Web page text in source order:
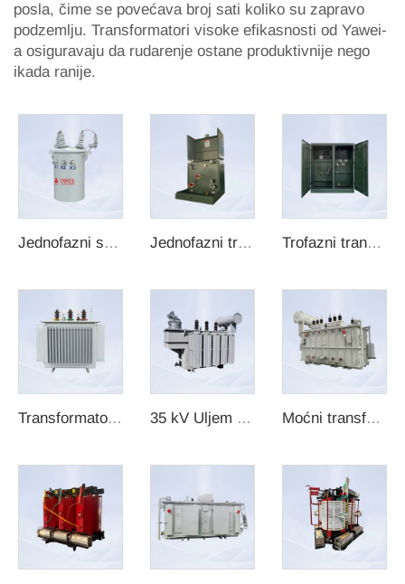
posla, čime se povećava broj sati koliko su zapravo
podzemlju. Transformatori visoke efikasnosti od Yawei-
a osiguravaju da rudarenje ostane produktivnije nego
ikada ranije.
Jednofazni stupa transformator Jednofazni transformator u kućištu Trofazni transformator sa montažom na ploči
Transformator umetnuti u olju 35 kV Uljem potopljeni transformator Moćni transformator